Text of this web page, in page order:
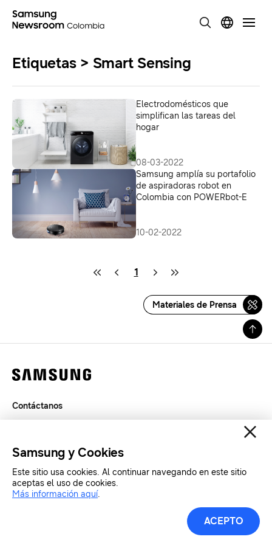
Etiquetas > Smart Sensing
Electrodomésticos que
simplifican las tareas del
hogar
08-03-2022
Samsung amplía su portafolio
de aspiradoras robot en
Colombia con POWERbot-E
10-02-2022
1
Materiales de Prensa
Contáctanos
SAMSUNG.COM
Copyright© SAMSUNG Todos los derechos reservados.
Samsung y Cookies
Este sitio usa cookies. Al continuar navegando en este sitio
aceptas el uso de cookies.
Más información aquí.
ACEPTO